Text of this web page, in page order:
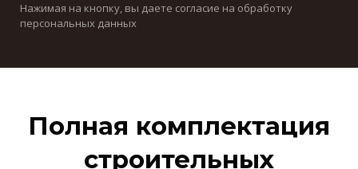
Нажимая на кнопку, вы даете согласие на обработку
персональных данных
Полная комплектация
строительных